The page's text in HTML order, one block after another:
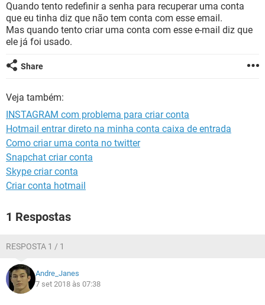
GUIA DE COMPRAS
INSTAGRAM GMAIL
GUIA DE COMPRAS
CELULAR FACEBOOK
OUTLOOK EXCEL
INSTAGRAM
GUIA DE COMPRAS
Quando tento redefinir a senha para recuperar uma conta
que eu tinha diz que não tem conta com esse email.
Mas quando tento criar uma conta com esse e-mail diz que
ele já foi usado.
Share
Veja também:
INSTAGRAM com problema para criar conta
Hotmail entrar direto na minha conta caixa de entrada
Como criar uma conta no twitter
Snapchat criar conta
Skype criar conta
Criar conta hotmail
1 Respostas
RESPOSTA 1 / 1
Andre_Janes
7 set 2018 às 07:38